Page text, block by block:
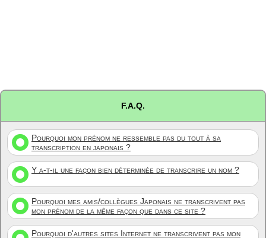
F.A.Q.
Pourquoi mon prénom ne ressemble pas du tout à sa
transcription en japonais ?
Y a-t-il une façon bien déterminée de transcrire un nom ?
Pourquoi mes amis/collègues Japonais ne transcrivent pas
mon prénom de la même façon que dans ce site ?
Pourquoi d'autres sites Internet ne transcrivent pas mon